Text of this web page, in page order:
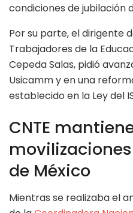
condiciones de jubilación
Por su parte, el dirigente
Trabajadores de la
Cepeda Salas, pidió
Usicamm y en una
establecido en la Ley del
CNTE
de México
Mientras se realizaba el